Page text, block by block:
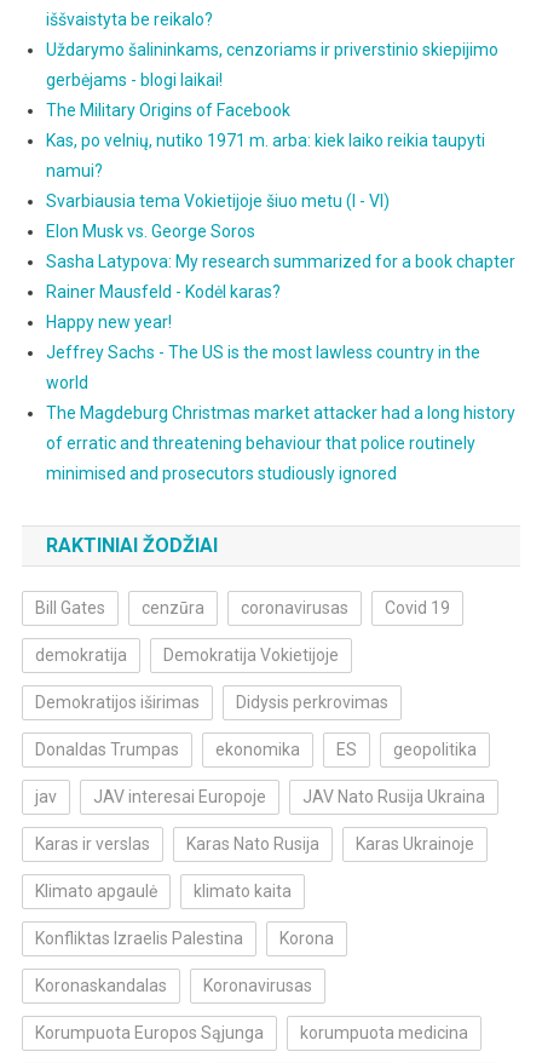
iššvaistyta be reikalo?
Uždarymo šalininkams, cenzoriams ir priverstinio skiepijimo
gerbėjams - blogi laikai!
The Military Origins of Facebook
Kas, po velnių, nutiko 1971 m. arba: kiek laiko reikia taupyti
namui?
Svarbiausia tema Vokietijoje šiuo metu (I - VI)
Elon Musk vs. George Soros
Sasha Latypova: My research summarized for a book chapter
Rainer Mausfeld - Kodėl karas?
Happy new year!
Jeffrey Sachs - The US is the most lawless country in the
world
The Magdeburg Christmas market attacker had a long history
of erratic and threatening behaviour that police routinely
minimised and prosecutors studiously ignored
RAKTINIAI ŽODŽIAI
Bill Gates cenzūra coronavirusas Covid 19
demokratija Demokratija Vokietijoje
Demokratijos iširimas Didysis perkrovimas
Donaldas Trumpas ekonomika ES geopolitika
jav JAV interesai Europoje JAV Nato Rusija Ukraina
Karas ir verslas Karas Nato Rusija Karas Ukrainoje
Klimato apgaulė klimato kaita
Konfliktas Izraelis Palestina Korona
Koronaskandalas Koronavirusas
Korumpuota Europos Sąjunga korumpuota medicina